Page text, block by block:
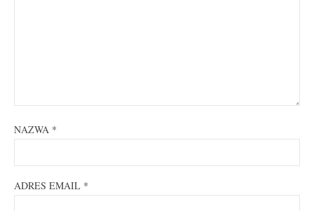
NAZWA *
ADRES EMAIL *